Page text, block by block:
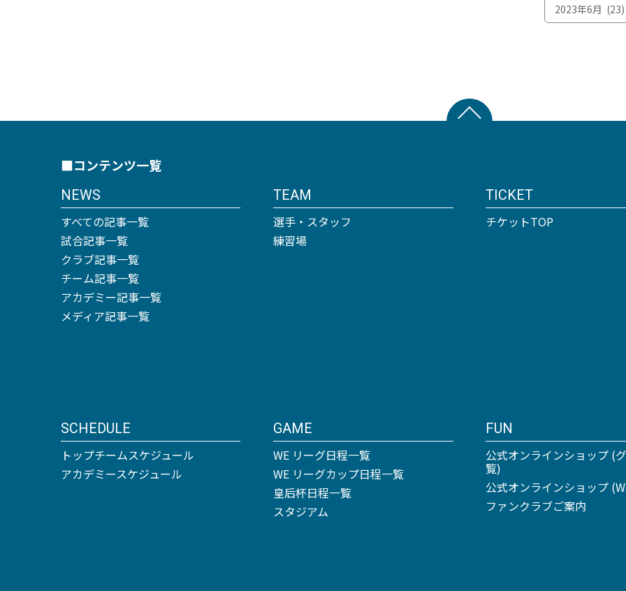
■コンテンツ一覧
NEWS
すべての記事一覧
試合記事一覧
クラブ記事一覧
チーム記事一覧
アカデミー記事一覧
メディア記事一覧
SCHEDULE
トップチームスケジュール
アカデミースケジュール
TEAM
選手・スタッフ
練習場
GAME
WE リーグ日程一覧
WE リーグカップ日程一覧
皇后杯日程一覧
スタジアム
TICKET
チケットTOP
FUN
公式オンラインショップ (
覧)
公式オンラインショップ
ファンクラブご案内